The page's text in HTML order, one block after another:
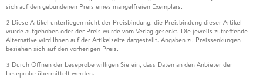
sich auf den gebundenen Preis eines mangelfreien Exemplars.
2 Diese Artikel unterliegen nicht der Preisbindung, die Preisbindung dieser Artikel
wurde aufgehoben oder der Preis wurde vom Verlag gesenkt. Die jeweils zutreffende
Alternative wird Ihnen auf der Artikelseite dargestellt. Angaben zu Preissenkungen
beziehen sich auf den vorherigen Preis.
3 Durch Öffnen der Leseprobe willigen Sie ein, dass Daten an den Anbieter der
Leseprobe übermittelt werden.